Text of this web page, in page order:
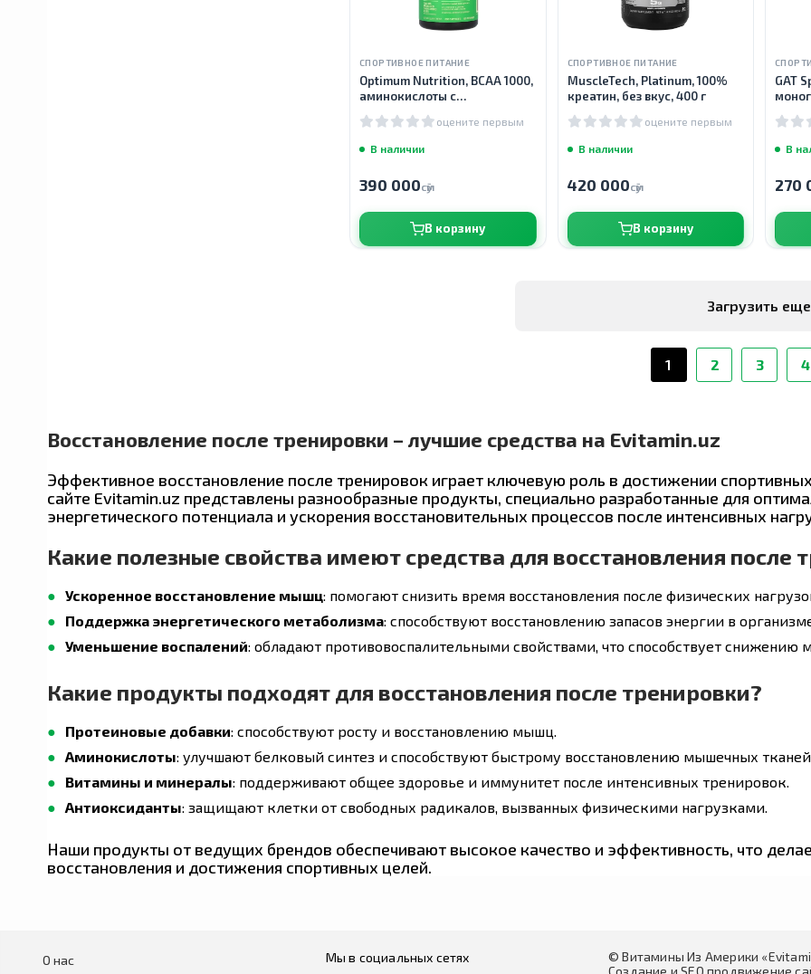
Culturelle
Mini Drops
Orgain
Sovereign Silver
Laguna Moon
СПОРТИВНОЕ ПИТАНИЕ
Optimum Nutrition, BCAA 1000,
аминокислоты с
капсул
оцените первым
В наличии
390 000сӯм
В корзину
СПОРТИВНОЕ ПИТАНИЕ
MuscleTech, Platinum, 100%
креатин, без вкус, 400 г
оцените первым
В наличии
420 000сӯм
В корзину
GAT
В
270
Загрузить еще
1 2 3 4
Восстановление после тренировки – лучшие средства на Evitamin.uz
Эффективное восстановление после тренировок играет ключевую роль в достижении
сайте Evitamin.uz представлены разнообразные продукты, специально разработанные для
энергетического потенциала и ускорения восстановительных процессов после интенсивных
Какие полезные свойства имеют средства для восстановления после
Ускоренное восстановление мышц: помогают снизить время восстановления после физических
Поддержка энергетического метаболизма: способствуют восстановлению запасов энергии в
Уменьшение воспалений: обладают противовоспалительными свойствами, что способствует снижению
Какие продукты подходят для восстановления после тренировки?
Протеиновые добавки: способствуют росту и восстановлению мышц.
Аминокислоты: улучшают белковый синтез и способствуют быстрому восстановлению мышечных
Витамины и минералы: поддерживают общее здоровье и иммунитет после интенсивных тренировок.
Антиоксиданты: защищают клетки от свободных радикалов, вызванных физическими нагрузками.
Наши продукты от ведущих брендов обеспечивают высокое качество и эффективность, что
восстановления и достижения спортивных целей.
О нас Мы в социальных сетях
© Витамины Из Америки
Создание и SEO продвижение